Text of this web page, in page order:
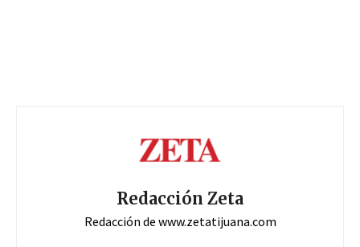
Redacción Zeta
Redacción de www.zetatijuana.com